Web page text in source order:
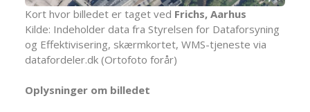
Kort hvor billedet er taget ved Frichs, Aarhus
Kilde: Indeholder data fra Styrelsen for Dataforsyning
og Effektivisering, skærmkortet, WMS-tjeneste via
datafordeler.dk (Ortofoto forår)
Oplysninger om billedet